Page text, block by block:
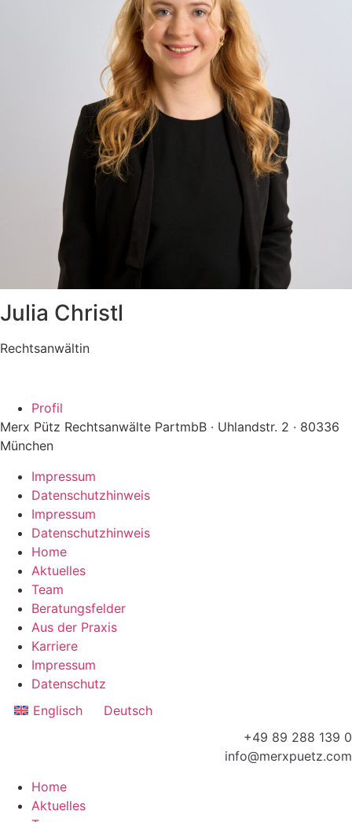
Julia Christl
Rechtsanwältin
Profil
Merx Pütz Rechtsanwälte PartmbB · Uhlandstr. 2 · 80336
München
Impressum
Datenschutzhinweis
Impressum
Datenschutzhinweis
Home
Aktuelles
Team
Beratungsfelder
Aus der Praxis
Karriere
Impressum
Datenschutz
Englisch
Deutsch
+49 89 288 139 0
info@merxpuetz.com
Home
Aktuelles